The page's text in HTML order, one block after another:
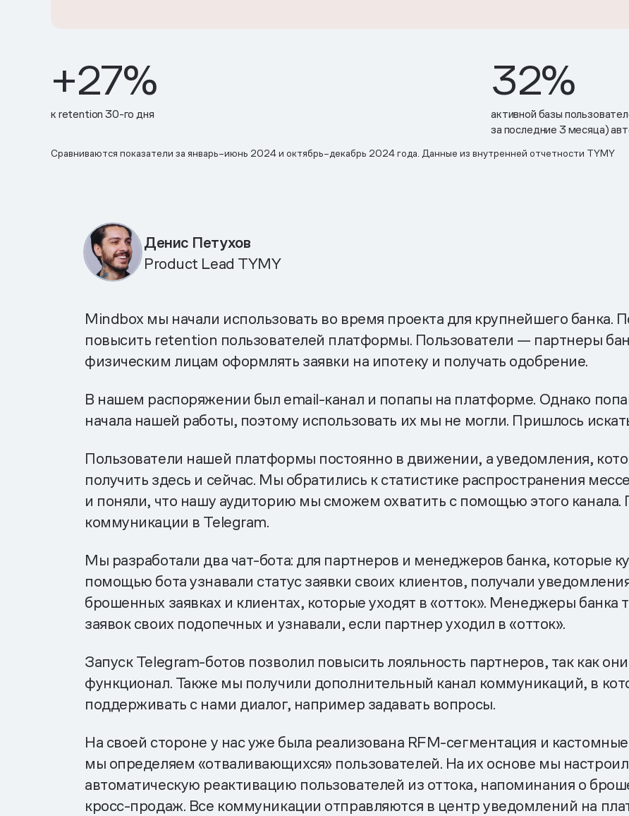
+27%
к retention 30-го дня
32%
активной базы
за последние 3 месяца)
Сравниваются показатели за январь–июнь 2024 и октябрь–декабрь 2024 года. Данные из внутренней отчетности TYMY
Денис Петухов
Product Lead TYMY
Mindbox мы начали использовать во время проекта для крупнейшего банка.
повысить retention пользователей платформы. Пользователи — партнеры
физическим лицам оформлять заявки на ипотеку и получать одобрение.
В нашем распоряжении был email-канал и попапы на платформе. Однако
начала нашей работы, поэтому использовать их мы не могли. Пришлось
Пользователи нашей платформы постоянно в движении, а уведомления,
получить здесь и сейчас. Мы обратились к статистике распространения
и поняли, что нашу аудиторию мы сможем охватить с помощью этого
коммуникации в Telegram.
Мы разработали два чат-бота: для партнеров и менеджеров банка, которые
помощью бота узнавали статус заявки своих клиентов, получали
брошенных заявках и клиентах, которые уходят в «отток». Менеджеры банка
заявок своих подопечных и узнавали, если партнер уходил в «отток».
Запуск Telegram-ботов позволил повысить лояльность партнеров, так как
функционал. Также мы получили дополнительный канал коммуникаций, в
поддерживать с нами диалог, например задавать вопросы.
На своей стороне у нас уже была реализована RFM-сегментация и
мы определяем «отваливающихся» пользователей. На их основе мы
автоматическую реактивацию пользователей из оттока, напоминания о
кросс-продаж. Все коммуникации отправляются в центр уведомлений на